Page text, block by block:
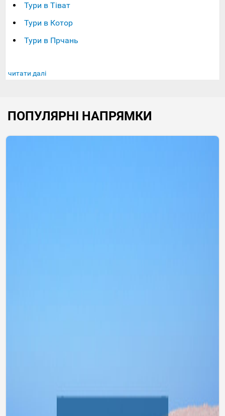
Тури в Тіват
Тури в Котор
Тури в Прчань
читати далі
ПОПУЛЯРНІ НАПРЯМКИ